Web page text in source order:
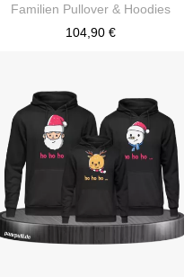
Familien Pullover & Hoodies
104,90 €